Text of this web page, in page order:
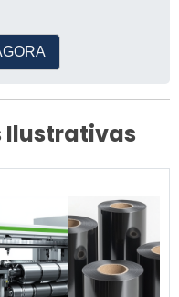
Ilustrativas